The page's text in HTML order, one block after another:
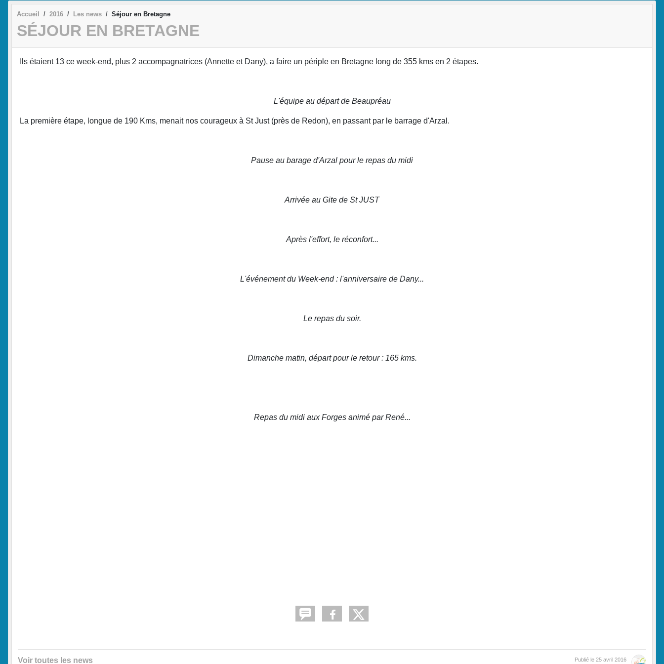
Accueil 2016 Les news Séjour en Bretagne
SÉJOUR EN BRETAGNE
Ils étaient 13 ce week-end, plus 2 accompagnatrices (Annette et Dany), a faire un périple en Bretagne long de 355 kms en 2 étapes.
L'équipe au départ de Beaupréau
La première étape, longue de 190 Kms, menait nos courageux à St Just (près de Redon), en passant par le barrage d'Arzal.
Pause au barage d'Arzal pour le repas du midi
Arrivée au Gite de St JUST
Après l'effort, le réconfort...
L'événement du Week-end : l'anniversaire de Dany...
Le repas du soir.
Dimanche matin, départ pour le retour : 165 kms.
Repas du midi aux Forges animé par René...
Voir toutes les news Publié le 25 avril 2016